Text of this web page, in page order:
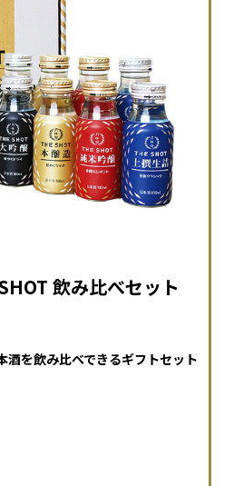
飲み比べセット
酒を飲み比べできるギフトセット